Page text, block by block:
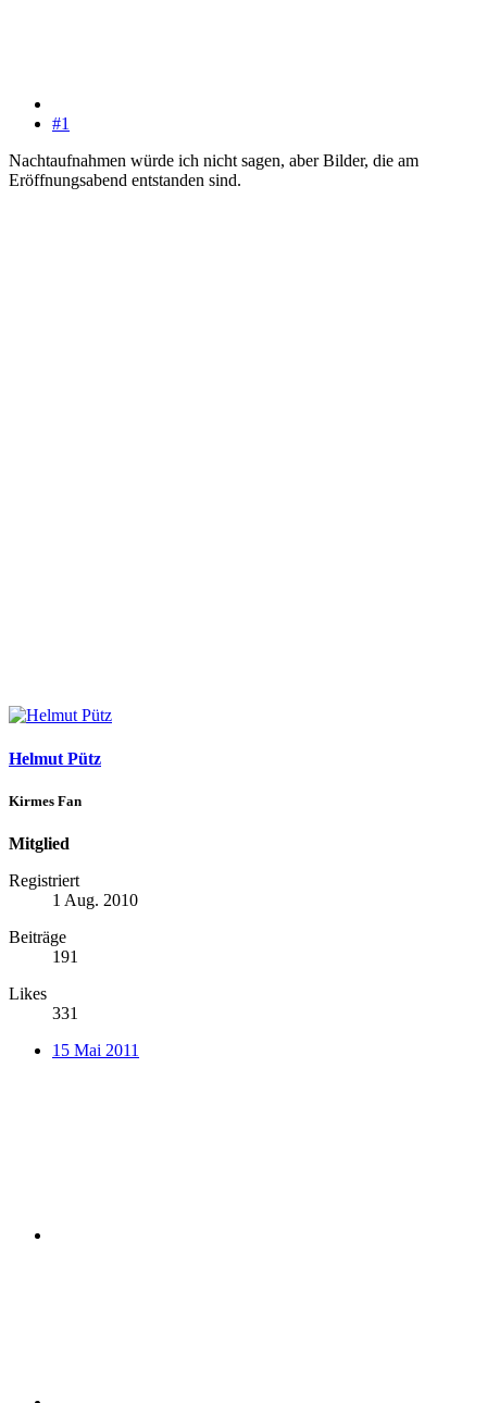
#1
Nachtaufnahmen würde ich nicht sagen, aber Bilder, die am
Eröffnungsabend entstanden sind.
Helmut Pütz
Kirmes Fan
Mitglied
Registriert
1 Aug. 2010
Beiträge
191
Likes
331
15 Mai 2011